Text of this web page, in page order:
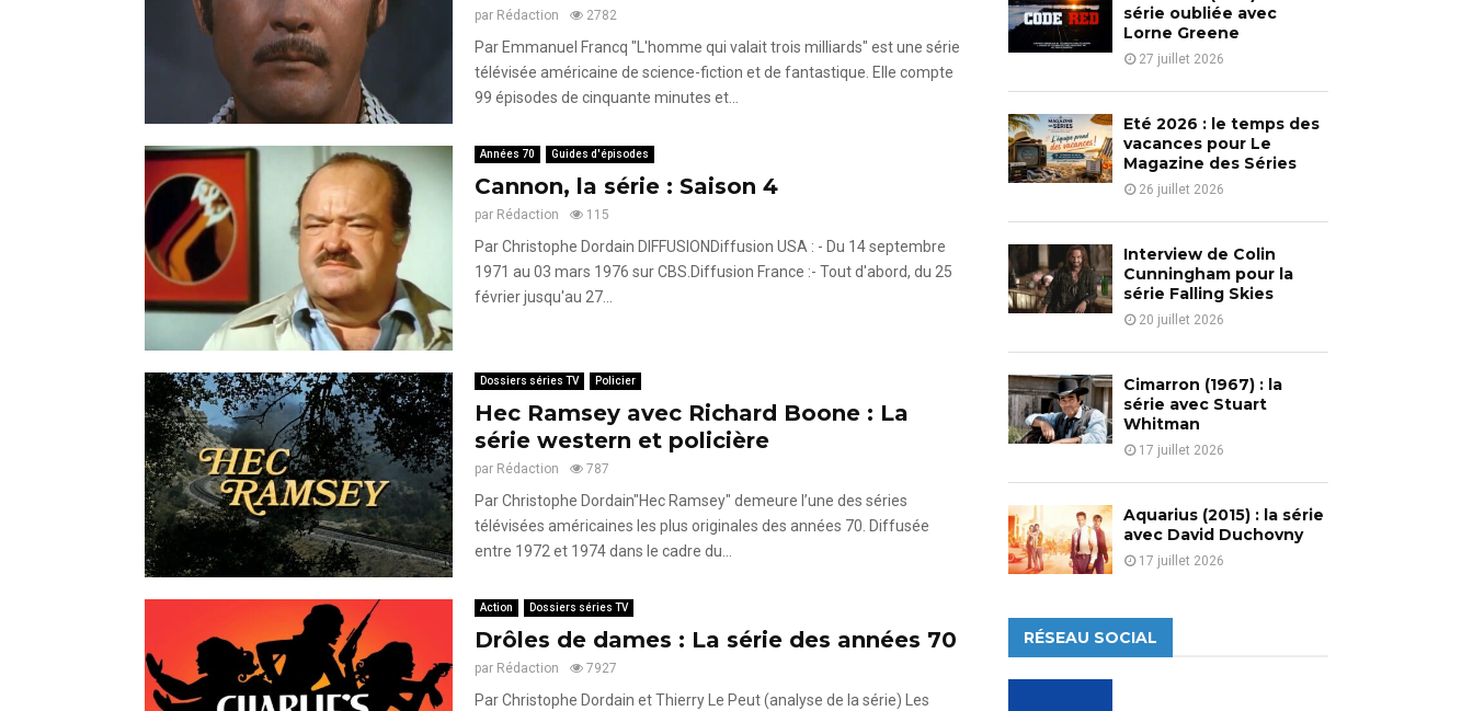
par Rédaction 2782
Par Emmanuel Francq "L'homme qui valait trois milliards" est une série
télévisée américaine de science-fiction et de fantastique. Elle compte
99 épisodes de cinquante minutes et...
Années 70 Guides d'épisodes
Cannon, la série : Saison 4
par Rédaction 115
Par Christophe Dordain DIFFUSIONDiffusion USA : - Du 14 septembre
1971 au 03 mars 1976 sur CBS.Diffusion France :- Tout d'abord, du 25
février jusqu'au 27...
Dossiers séries TV Policier
Hec Ramsey avec Richard Boone : La
série western et policière
par Rédaction 787
Par Christophe Dordain"Hec Ramsey" demeure l’une des séries
télévisées américaines les plus originales des années 70. Diffusée
entre 1972 et 1974 dans le cadre du...
Action Dossiers séries TV
Drôles de dames : La série des années 70
par Rédaction 7927
Par Christophe Dordain et Thierry Le Peut (analyse de la série) Les
o
r
:
H
série oubliée avec
Lorne Greene
27 juillet 2026
Eté 2026 : le temps des
vacances pour Le
Magazine des Séries
26 juillet 2026
Interview de Colin
Cunningham pour la
série Falling Skies
20 juillet 2026
Cimarron (1967) : la
série avec Stuart
Whitman
17 juillet 2026
Aquarius (2015) : la série
avec David Duchovny
17 juillet 2026
RÉSEAU SOCIAL